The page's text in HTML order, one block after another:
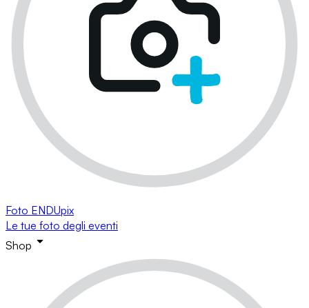
Foto ENDUpix
Le tue foto degli eventi
Shop